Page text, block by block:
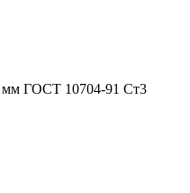
мм ГОСТ 10704-91 Ст3